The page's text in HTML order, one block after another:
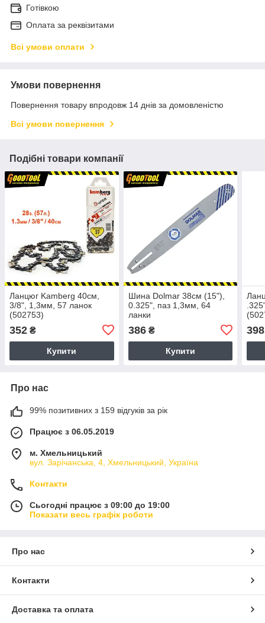
Готівкою
Оплата за реквізитами
Всі умови оплати
Умови повернення
Повернення товару впродовж 14 днів за домовленістю
Всі умови повернення
Подібні товари компанії
Ланцюг Kamberg 40см,
3/8", 1,3мм, 57 ланок
(502753)
352 ₴
Купити
Шина Dolmar 38см (15"),
0.325", паз 1,3мм, 64
ланки
386₴
Купити
398
Про нас
99% позитивних з 159 відгуків за рік
Працює з 06.05.2019
м. Хмельницький
вул. Зарічанська, 4, Хмельницький, Україна
Контакти
Сьогодні працює з 09:00 до 19:00
Показати весь графік роботи
Про нас
Контакти
Доставка та оплата